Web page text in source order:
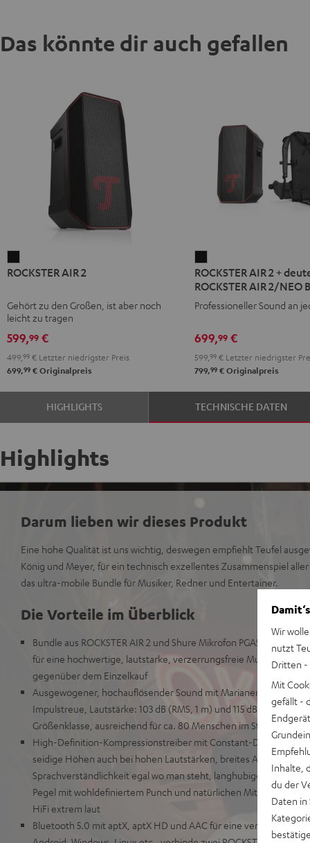
Das könnte dir auch gefallen
AIR
Schwarz
ROCKSTER AIR 2
Gehört zu den Großen, ist aber noch
leicht zu tragen
599,99 €
499, 99 € Letzter niedrigster Preis
699,99 € Originalpreis
AIR
2
+
x
Teufel
ROCKSTER
AIR
2/NEO
Backpack
ROCKSTER AIR 2 +
ROCKSTER AIR 2/NEO
Professioneller Sound an
699,99€
599, 99€Letzter niedrigster
799,99€Originalpreis
HIGHLIGHTS TECHNISCHE DATEN
Highlights
Darum lieben wir dieses Produkt
Eine hohe Qualität ist uns wichtig, deswegen empfiehlt Teufel
König und Meyer, für ein technisch exzellentes Zusammenspiel
das ultra-mobile Bundle für Musiker, Redner und Entertainer.
Die Vorteile im Überblick
Bundle aus ROCKSTER AIR 2 und Shure Mikrofon PGA58 (inkl 4,6
für eine hochwertige, lautstarke, verzerrungsfreie Musik- und
gegenüber dem Einzelkauf
Ausgewogener, hochauflösender Sound mit Marianengraben-
Impulstreue, Lautstärke: 103 dB (RMS, 1 m) und 115 dB (Peak, 1
Größenklasse, ausreichend für ca. 80 Menschen im Stereo-Setup
High-Definition-Kompressionstreiber mit Constant-Directivity-
seidige Höhen auch bei hohen Lautstärken, breites
Sprachverständlichkeit egal wo man steht, langhubiger 250-
Pegel mit wohldefiniertem Punch und natürlichen Mitten, kein
HiFi extrem laut
Bluetooth 5.0 mit aptX, aptX HD und AAC für eine verlustfreie,
Wir
nutzt
Dritten -
Mit
gefällt -
Inhalte,
du der
Daten in